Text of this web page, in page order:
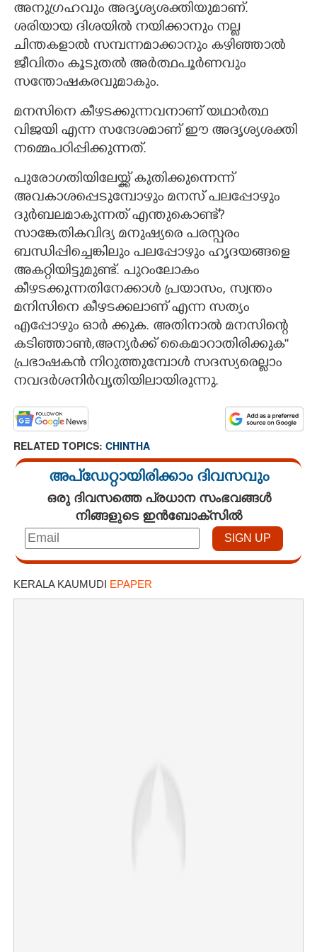
അനുഗ്രഹവും അദൃശ്യശക്തിയുമാണ്.
ശരിയായ ദിശയിൽ നയിക്കാനും നല്ല
ചിന്തകളാൽ സമ്പന്നമാക്കാനും കഴിഞ്ഞാൽ
ജീവിതം കൂടുതൽ അർത്ഥപൂർണവും
സന്തോഷകരവുമാകും.
മനസിനെ കീഴടക്കുന്നവനാണ് യഥാർത്ഥ
വിജയി എന്ന സന്ദേശമാണ് ഈ അദൃശ്യശക്തി
നമ്മെപഠിപ്പിക്കുന്നത്.
പുരോഗതിയിലേയ്ക്ക് കുതിക്കുന്നെന്ന്
അവകാശപ്പെടുമ്പോഴും മനസ് പലപ്പോഴും
ദുർബലമാകുന്നത് എന്തുകൊണ്ട്?
സാങ്കേതികവിദ്യ മനുഷ്യരെ പരസ്പരം
ബന്ധിപ്പിച്ചെങ്കിലും പലപ്പോഴും ഹൃദയങ്ങളെ
അകറ്റിയിട്ടുമുണ്ട്. പുറംലോകം
കീഴടക്കുന്നതിനേക്കാൾ പ്രയാസം, സ്വന്തം
മനിസിനെ കീഴടക്കലാണ് എന്ന സത്യം
എപ്പോഴും ഓർ ക്കുക. അതിനാൽ മനസിന്റെ
കടിഞ്ഞാൺ,അന്യർക്ക്‌ കൈമാറാതിരിക്കുക''
പ്രഭാഷകൻ നിറുത്തുമ്പോൾ സദസ്യരെല്ലാം
നവദർശനിർവൃതിയിലായിരുന്നു.
RELATED TOPICS: CHINTHA
അപ്ഡേറ്റായിരിക്കാം ദിവസവും
ഒരു ദിവസത്തെ പ്രധാന സംഭവങ്ങൾ
നിങ്ങളുടെ ഇൻബോക്സിൽ
KERALA KAUMUDI EPAPER